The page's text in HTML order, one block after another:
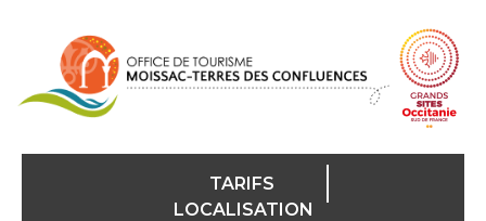
TARIFS
LOCALISATION